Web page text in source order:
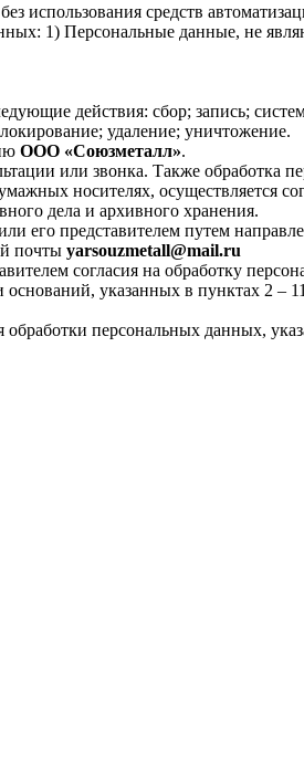
использования средств
1) Персональные данные, не
действия: сбор; запись;
удаление; уничтожение.
ООО «Союзметалл».
или звонка. Также обработка
носителях, осуществляется
дела и архивного хранения.
его представителем путем
почты yarsouzmetall@mail.ru
согласия на обработку
указанных в пунктах 2 –
обработки персональных данных,